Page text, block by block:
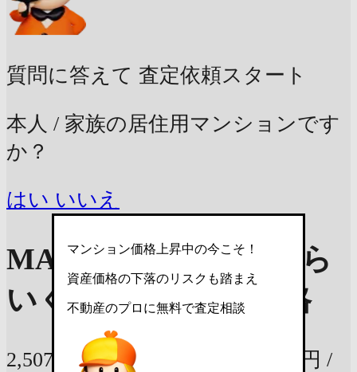
質問に答えて 査定依頼スタート
本人 / 家族の居住用マンションです
か？
はい いいえ
MA豊平公園は売ったら
いくら？参考査定価格
2,507万円 50.79m²の部屋
（49万円 /
マンション価格上昇中の今こそ！
資産価格の下落のリスクも踏まえ
不動産のプロに無料で査定相談